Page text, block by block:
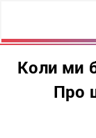
Коли ми
Про